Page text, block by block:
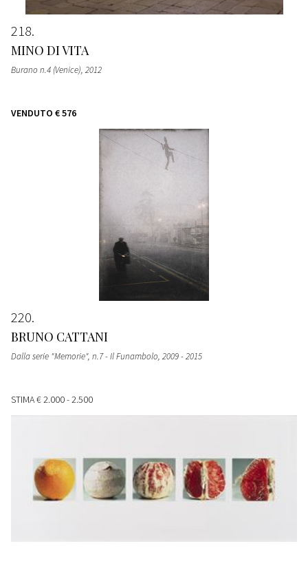
218
MINO DI VITA
Burano n.4 (Venice), 2012
VENDUTO € 576
220
BRUNO CATTANI
Dalla serie "Memorie", n.7 - Il Funambolo, 2009 - 2015
STIMA€ 2.000 - 2.500